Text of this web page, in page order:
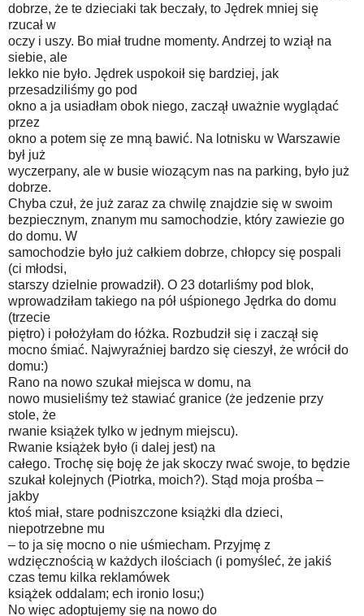
dobrze, że te dzieciaki tak beczały, to Jędrek mniej się
rzucał w
oczy i uszy. Bo miał trudne momenty. Andrzej to wziął na
siebie, ale
lekko nie było. Jędrek uspokoił się bardziej, jak
przesadziliśmy go pod
okno a ja usiadłam obok niego, zaczął uważnie wyglądać
przez
okno a potem się ze mną bawić. Na lotnisku w Warszawie
był już
wyczerpany, ale w busie wiozącym nas na parking, było już
dobrze.
Chyba czuł, że już zaraz za chwilę znajdzie się w swoim
bezpiecznym, znanym mu samochodzie, który zawiezie go
do domu. W
samochodzie było już całkiem dobrze, chłopcy się pospali
(ci młodsi,
starszy dzielnie prowadził). O 23 dotarliśmy pod blok,
wprowadziłam takiego na pół uśpionego Jędrka do domu
(trzecie
piętro) i położyłam do łóżka. Rozbudził się i zaczął się
mocno śmiać. Najwyraźniej bardzo się cieszył, że wrócił do
domu:)
Rano na nowo szukał miejsca w domu, na
nowo musieliśmy też stawiać granice (że jedzenie przy
stole, że
rwanie książek tylko w jednym miejscu).
Rwanie książek było (i dalej jest) na
całego. Trochę się boję że jak skoczy rwać swoje, to będzie
szukał kolejnych (Piotrka, moich?). Stąd moja prośba –
jakby
ktoś miał, stare podniszczone książki dla dzieci,
niepotrzebne mu
– to ja się mocno o nie uśmiecham. Przyjmę z
wdzięcznością w każdych ilościach (i pomyśleć, że jakiś
czas temu kilka reklamówek
książek oddalam; ech ironio losu;)
No więc adoptujemy się na nowo do